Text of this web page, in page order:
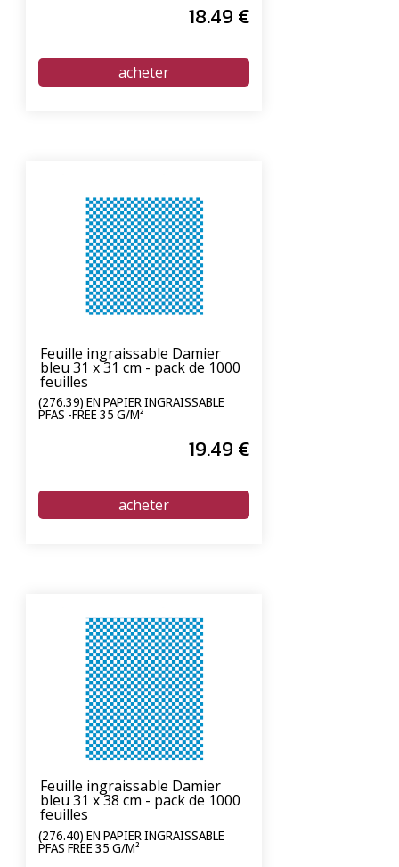
18.49 €
Feuille ingraissable Damier
bleu 31 x 31 cm - pack de 1000
feuilles
(276.39) EN PAPIER INGRAISSABLE
PFAS -FREE 35 G/M²
19.49 €
Feuille ingraissable Damier
bleu 31 x 38 cm - pack de 1000
feuilles
(276.40) EN PAPIER INGRAISSABLE
PFAS FREE 35 G/M²